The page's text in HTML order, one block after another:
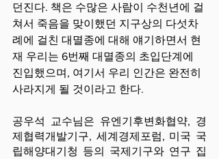
던진다. 책은 수많은 사람이 수천년에 걸
쳐서 죽음을 맞이했던 지구상의 다섯차
례에 걸친 대멸종에 대해 얘기하면서 현
재 우리는 6번째 대멸종의 초입단계에
진입했으며, 여기서 우리 인간은 완전히
사라지게 될 것이라고 한다.
공우석 교수님은 유엔기후변화협약, 경
제협력개발기구, 세계경제포럼, 미국 국
립해양대기청 등의 국제기구와 연구 집